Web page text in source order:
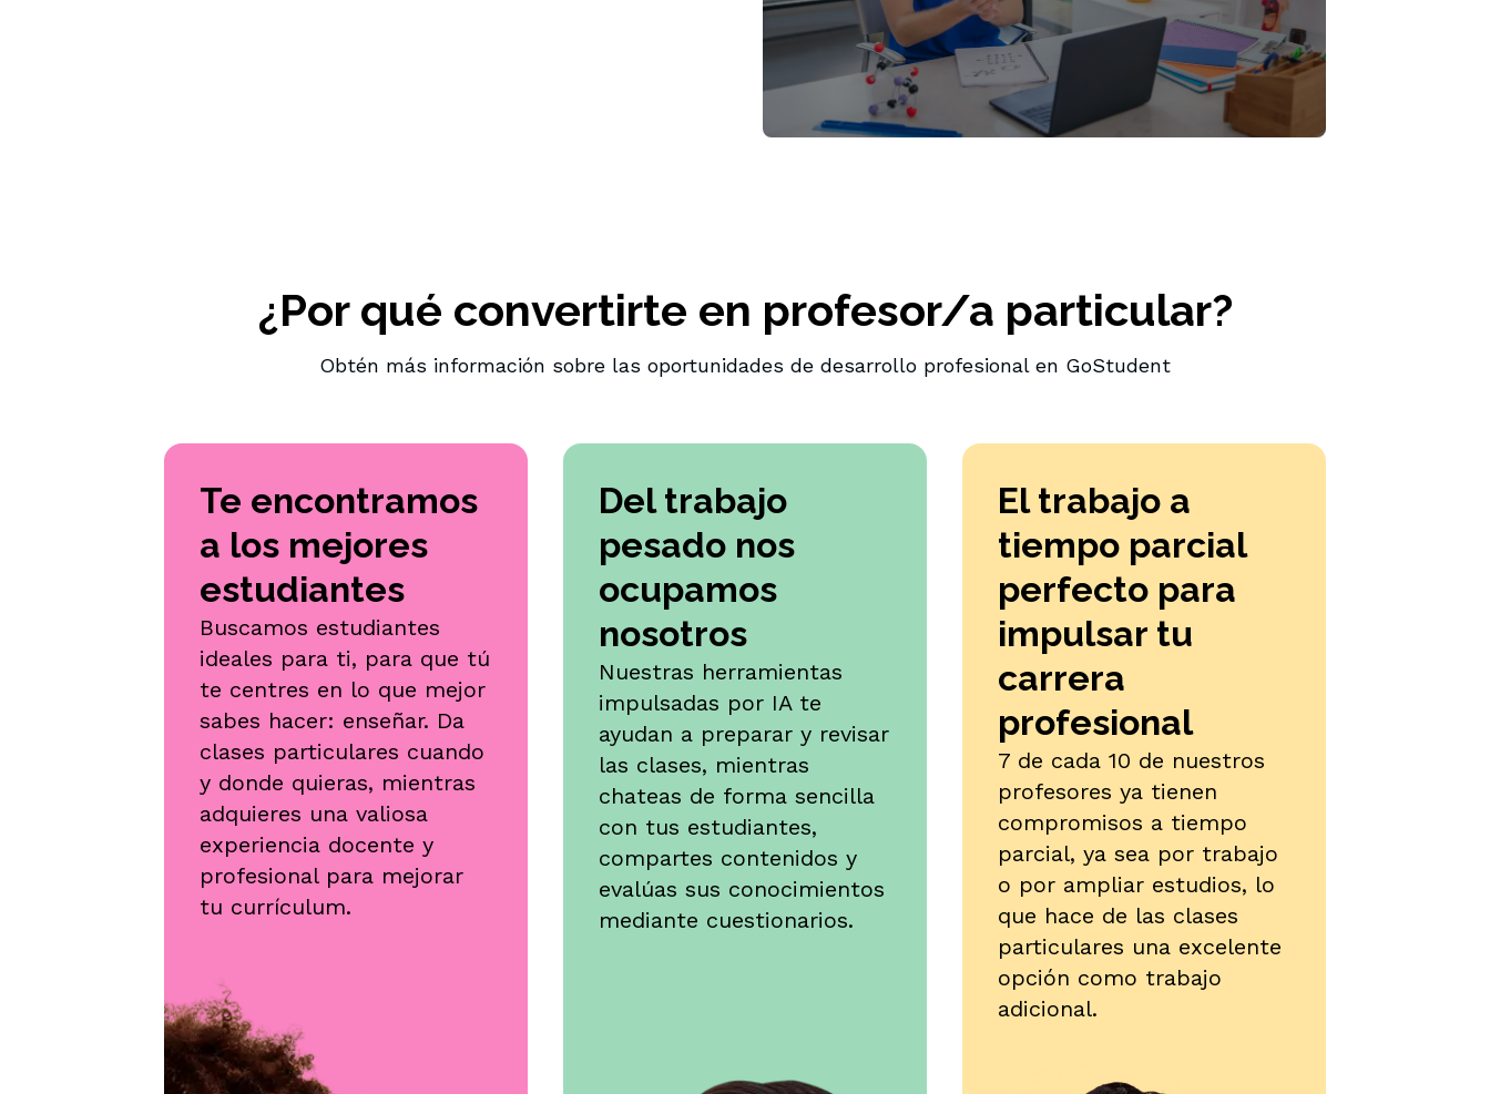
¿Por qué convertirte en profesor/a particular?
Obtén más información sobre las oportunidades de desarrollo profesional en GoStudent
Te encontramos
a los mejores
estudiantes
Buscamos estudiantes
ideales para ti, para que tú
te centres en lo que mejor
sabes hacer: enseñar. Da
clases particulares cuando
y donde quieras, mientras
adquieres una valiosa
experiencia docente y
profesional para mejorar
tu currículum.
Del trabajo
pesado nos
ocupamos
nosotros
Nuestras herramientas
impulsadas por IA te
ayudan a preparar y revisar
las clases, mientras
chateas de forma sencilla
con tus estudiantes,
compartes contenidos y
evalúas sus conocimientos
mediante cuestionarios.
El trabajo a
tiempo parcial
perfecto para
impulsar tu
carrera
profesional
7 de cada 10 de nuestros
profesores ya tienen
compromisos a tiempo
parcial, ya sea por trabajo
o por ampliar estudios, lo
que hace de las clases
particulares una excelente
opción como trabajo
adicional.